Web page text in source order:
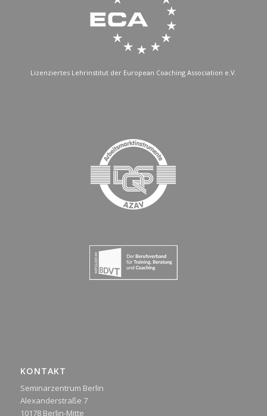
Lizenziertes Lehrinstitut der European Coaching Association e.V.
KONTAKT
Seminarzentrum Berlin
Alexanderstraße 7
10178 Berlin-Mitte